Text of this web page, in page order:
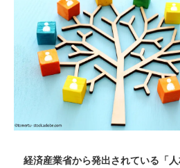
経済産業省から発出されている「